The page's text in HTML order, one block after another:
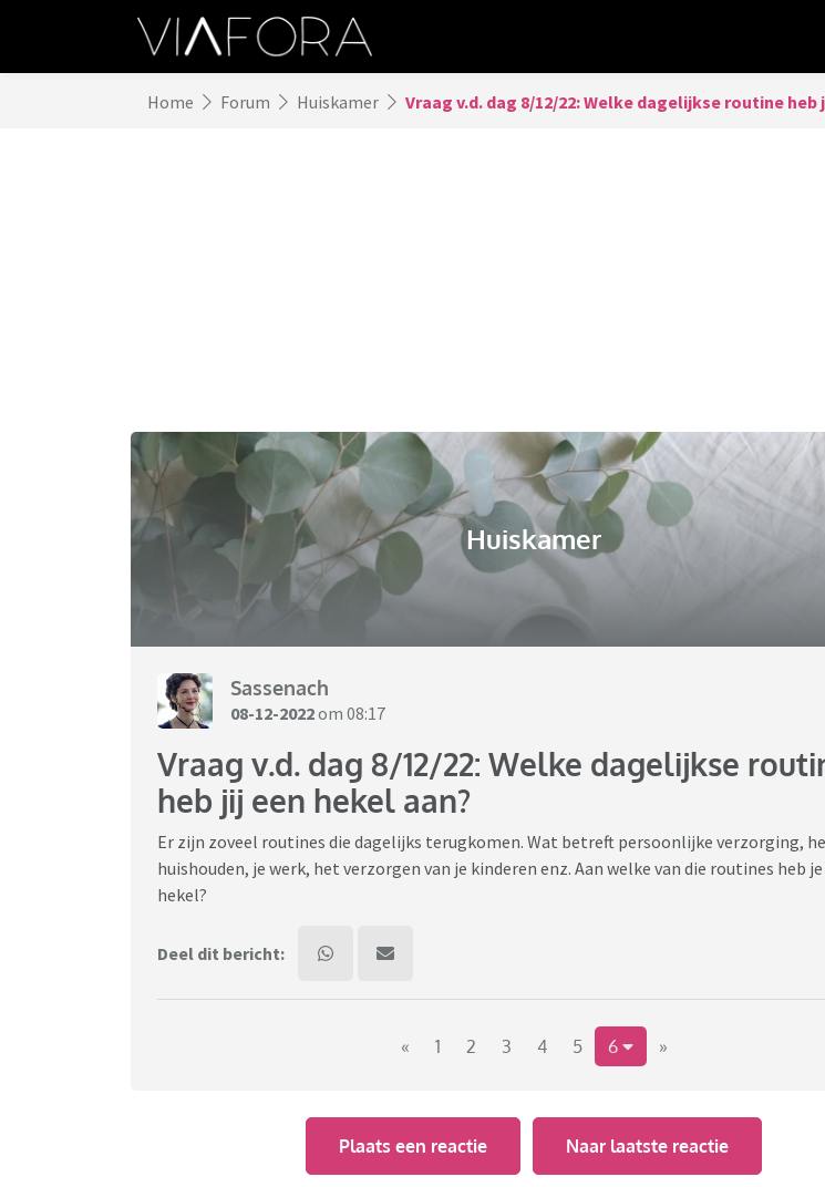
Home Forum Huiskamer Vraag v.d. dag 8/12/22: Welke dagelijkse routine heb
Huiskamer
Sassenach
08-12-2022om 08:17
Vraag v.d. dag 8/12/22: Welke dagelijkse
heb jij een hekel aan?
Er zijn zoveel routines die dagelijks terugkomen. Wat betreft persoonlijke verzorging,
huishouden, je werk, het verzorgen van je kinderen enz. Aan welke van die routines heb
hekel?
Deel dit bericht:
« 1 2 3 4 5 6 »
Plaats een reactie Naar laatste reactie